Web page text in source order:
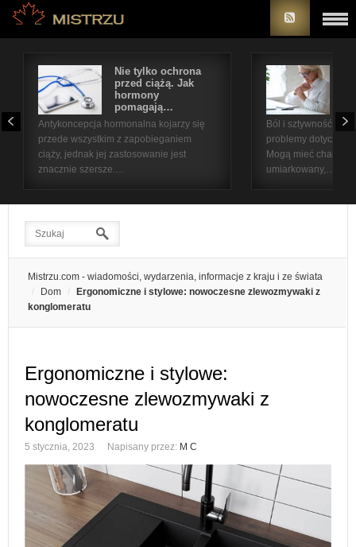
Nie tylko ochrona
przed ciążą. Jak
hormony
pomagają…
Antykoncepcja hormonalna kojarzy się
przede wszystkim z zapobieganiem
ciąży, jednak jej zastosowanie jest
znacznie szersze.…
Ból i sztywność
problemy
Mogą mieć
umiarkowany,…
Mistrzu.com - wiadomości, wydarzenia, informacje z kraju i ze świata
Dom
Ergonomiczne i stylowe: nowoczesne zlewozmywaki z
konglomeratu
Ergonomiczne i stylowe:
nowoczesne zlewozmywaki z
konglomeratu
5 stycznia, 2023 Napisany przez: M C